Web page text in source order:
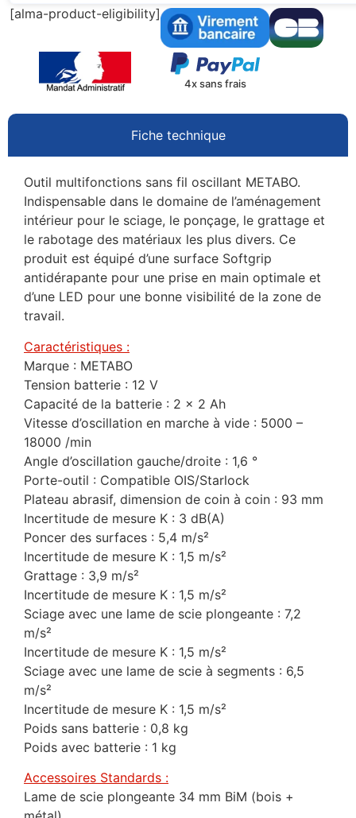
[alma-product-eligibility]
4x sans frais
Fiche technique
Outil multifonctions sans fil oscillant METABO.
Indispensable dans le domaine de l’aménagement
intérieur pour le sciage, le ponçage, le grattage et
le rabotage des matériaux les plus divers. Ce
produit est équipé d’une surface Softgrip
antidérapante pour une prise en main optimale et
d’une LED pour une bonne visibilité de la zone de
travail.
Caractéristiques :
Marque : METABO
Tension batterie : 12 V
Capacité de la batterie : 2 x 2 Ah
Vitesse d’oscillation en marche à vide : 5000 –
18000 /min
Angle d’oscillation gauche/droite : 1,6 °
Porte-outil : Compatible OIS/Starlock
Plateau abrasif, dimension de coin à coin : 93 mm
Incertitude de mesure K : 3 dB(A)
Poncer des surfaces : 5,4 m/s²
Incertitude de mesure K : 1,5 m/s²
Grattage : 3,9 m/s²
Incertitude de mesure K : 1,5 m/s²
Sciage avec une lame de scie plongeante : 7,2
m/s²
Incertitude de mesure K : 1,5 m/s²
Sciage avec une lame de scie à segments : 6,5
m/s²
Incertitude de mesure K : 1,5 m/s²
Poids sans batterie : 0,8 kg
Poids avec batterie : 1 kg
Accessoires Standards :
Lame de scie plongeante 34 mm BiM (bois +